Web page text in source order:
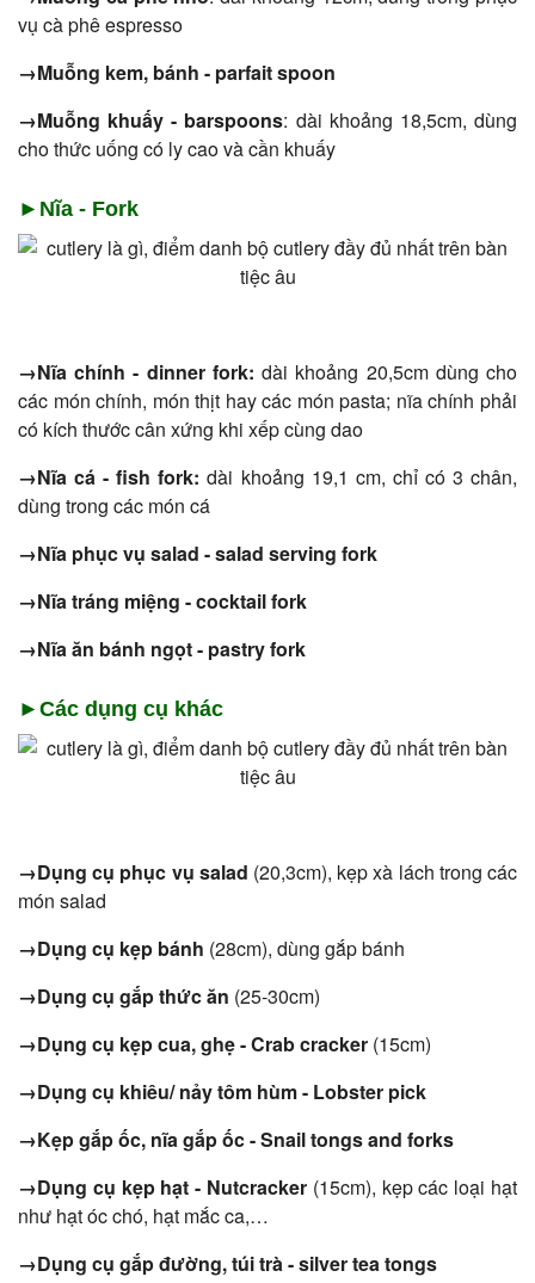
vụ cà phê espresso
→Muỗng kem, bánh - parfait spoon
→Muỗng khuấy - barspoons: dài khoảng 18,5cm, dùng
cho thức uống có ly cao và cần khuấy
►Nĩa - Fork
→Nĩa chính - dinner fork: dài khoảng 20,5cm dùng cho
các món chính, món thịt hay các món pasta; nĩa chính phải
có kích thước cân xứng khi xếp cùng dao
→Nĩa cá - fish fork:dài khoảng 19,1 cm, chỉ có 3 chân,
dùng trong các món cá
→Nĩa phục vụ salad - salad serving fork
→Nĩa tráng miệng - cocktail fork
→Nĩa ăn bánh ngọt - pastry fork
►Các dụng cụ khác
→Dụng cụ phục vụ salad (20,3cm), kẹp xà lách trong các
món salad
→Dụng cụ kẹp bánh (28cm), dùng gắp bánh
→Dụng cụ gắp thức ăn (25-30cm)
→Dụng cụ kẹp cua, ghẹ - Crab cracker (15cm)
→Dụng cụ khiêu/ nảy tôm hùm - Lobster pick
→Kẹp gắp ốc, nĩa gắp ốc - Snail tongs and forks
→Dụng cụ kẹp hạt - Nutcracker (15cm), kẹp các loại hạt
như hạt óc chó, hạt mắc ca,…
→Dụng cụ gắp đường, túi trà - silver tea tongs